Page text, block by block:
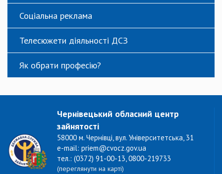
Соціальна реклама
Телесюжети діяльності ДСЗ
Як обрати професію?
Чернівецький обласний центр
зайнятості
58000 м. Чернівці, вул. Університетська, 31
e-mail: priem@cvocz.gov.ua
тел.: (0372) 91-00-13, 0800-219733
(переглянути на карті)